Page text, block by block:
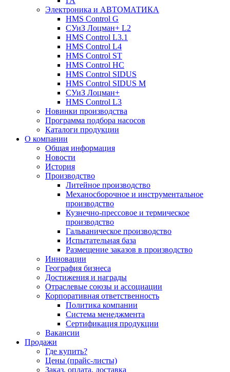
Электроника и АВТОМАТИКА
HMS Control G
СУиЗ Лоцман+ L2
HMS Control L3.1
HMS Control L4
HMS Control ST
HMS Control HC
HMS Control SIDUS
HMS Control SIDUS M
СУиЗ Лоцман+
HMS Control L3
Новинки производства
Программа подбора насосов
Каталоги продукции
О компании
Общая информация
Новости
История
Производство
Литейное производство
Механосборочное и инструментальное
производство
Кузнечно-прессовое и термическое
производство
Гальваническое производство
Испытательная база
Размещение заказов в производство
Инновации
География бизнеса
Достижения и награды
Отраслевые союзы и ассоциации
Корпоративная ответственность
Политика компании
Система менеджмента
Сертификация продукции
Вакансии
Продажи
Где купить?
Цены (прайс-листы)
Заказ, оплата, доставка